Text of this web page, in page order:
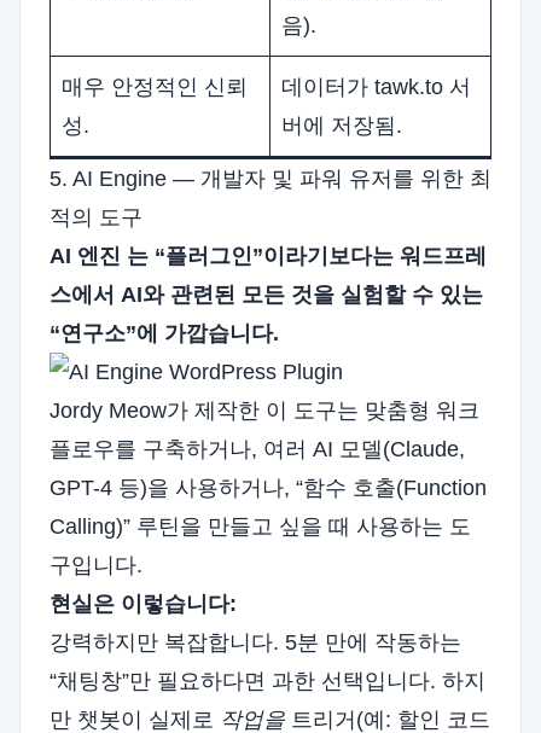
음).
매우 안정적인 신뢰
성.
데이터가 tawk.to 서
버에 저장됨.
5. AI Engine — 개발자 및 파워 유저를 위한 최
적의 도구
AI 엔진 는 “플러그인”이라기보다는 워드프레
스에서 AI와 관련된 모든 것을 실험할 수 있는
“연구소”에 가깝습니다.
Jordy Meow가 제작한 이 도구는 맞춤형 워크
플로우를 구축하거나, 여러 AI 모델(Claude,
GPT-4 등)을 사용하거나, “함수 호출(Function
Calling)” 루틴을 만들고 싶을 때 사용하는 도
구입니다.
현실은 이렇습니다:
강력하지만 복잡합니다. 5분 만에 작동하는
“채팅창”만 필요하다면 과한 선택입니다. 하지
만 챗봇이 실제로 작업을 트리거(예: 할인 코드